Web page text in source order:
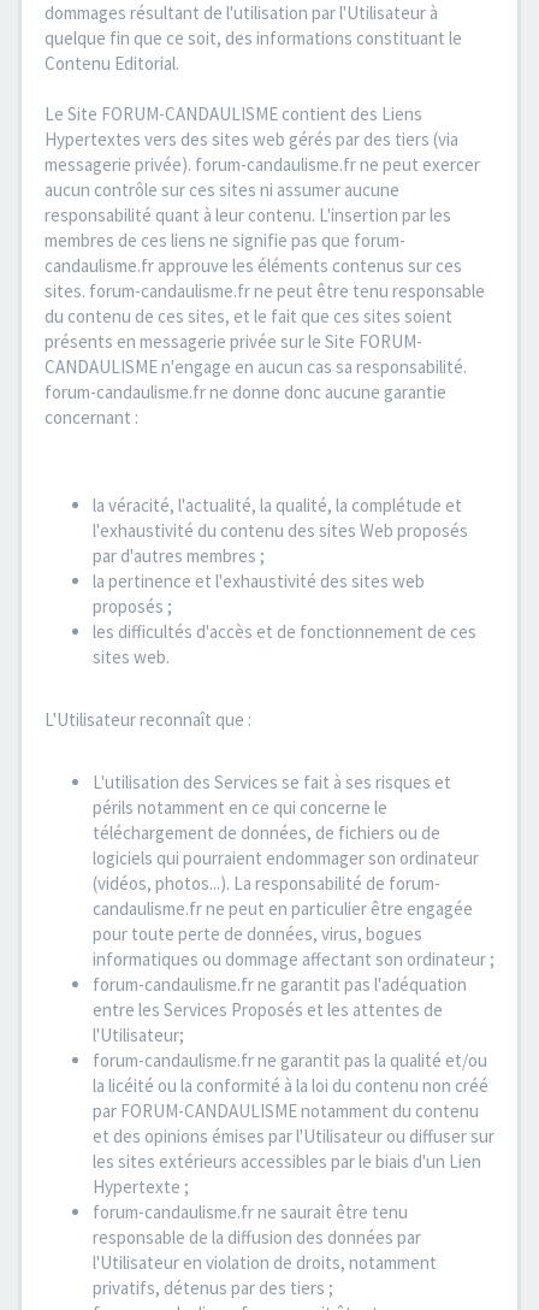
dommages résultant de l'utilisation par l'Utilisateur à
quelque fin que ce soit, des informations constituant le
Contenu Editorial.
Le Site FORUM-CANDAULISME contient des Liens
Hypertextes vers des sites web gérés par des tiers (via
messagerie privée). forum-candaulisme.fr ne peut exercer
aucun contrôle sur ces sites ni assumer aucune
responsabilité quant à leur contenu. L'insertion par les
membres de ces liens ne signifie pas que forum-
candaulisme.fr approuve les éléments contenus sur ces
sites. forum-candaulisme.fr ne peut être tenu responsable
du contenu de ces sites, et le fait que ces sites soient
présents en messagerie privée sur le Site FORUM-
CANDAULISME n'engage en aucun cas sa responsabilité.
forum-candaulisme.fr ne donne donc aucune garantie
concernant :
la véracité, l'actualité, la qualité, la complétude et
l'exhaustivité du contenu des sites Web proposés
par d'autres membres ;
la pertinence et l'exhaustivité des sites web
proposés ;
les difficultés d'accès et de fonctionnement de ces
sites web.
L'Utilisateur reconnaît que :
L'utilisation des Services se fait à ses risques et
périls notamment en ce qui concerne le
téléchargement de données, de fichiers ou de
logiciels qui pourraient endommager son ordinateur
(vidéos, photos...). La responsabilité de forum-
candaulisme.fr ne peut en particulier être engagée
pour toute perte de données, virus, bogues
informatiques ou dommage affectant son ordinateur ;
forum-candaulisme.fr ne garantit pas l'adéquation
entre les Services Proposés et les attentes de
l'Utilisateur;
forum-candaulisme.fr ne garantit pas la qualité et/ou
la licéité ou la conformité à la loi du contenu non créé
par FORUM-CANDAULISME notamment du contenu
et des opinions émises par l'Utilisateur ou diffuser sur
les sites extérieurs accessibles par le biais d'un Lien
Hypertexte ;
forum-candaulisme.fr ne saurait être tenu
responsable de la diffusion des données par
l'Utilisateur en violation de droits, notamment
privatifs, détenus par des tiers ;